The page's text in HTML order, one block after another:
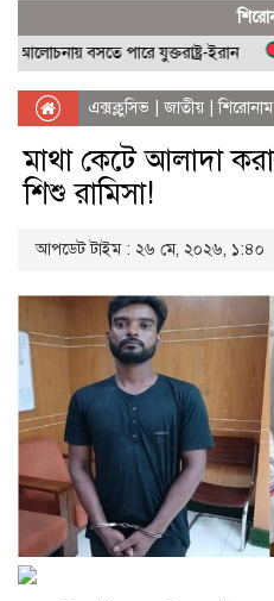
বসতে পারে যুক্তরাষ্ট্র-ইরান
এক্সক্লুসিভ |জাতীয় |শিরোনাম
মাথা কেটে আলাদা
শিশু রামিসা!
আপডেট টাইম : ২৬ মে, ২০২৬, ১:৪০